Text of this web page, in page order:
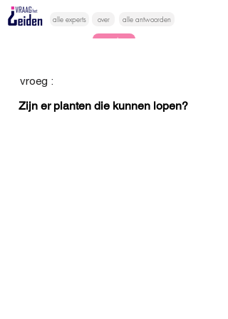
alle experts over alle antwoorden
vragen lessen
vroeg :
Zijn er planten die kunnen lopen?